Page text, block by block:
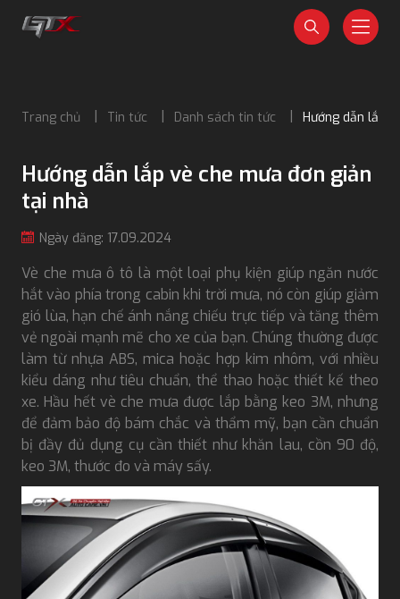
Trang chủ Tin tức Danh sách tin tức Hướng dẫn lắp
Hướng dẫn lắp vè che mưa đơn giản
tại nhà
Ngày đăng: 17.09.2024
Vè che mưa ô tô là một loại phụ kiện giúp ngăn nước
hắt vào phía trong cabin khi trời mưa, nó còn giúp giảm
gió lùa, hạn chế ánh nắng chiếu trực tiếp và tăng thêm
vẻ ngoài mạnh mẽ cho xe của bạn. Chúng thường được
làm từ nhựa ABS, mica hoặc hợp kim nhôm, với nhiều
kiểu dáng như tiêu chuẩn, thể thao hoặc thiết kế theo
xe. Hầu hết vè che mưa được lắp bằng keo 3M, nhưng
để đảm bảo độ bám chắc và thẩm mỹ, bạn cần chuẩn
bị đầy đủ dụng cụ cần thiết như khăn lau, cồn 90 độ,
keo 3M, thước đo và máy sấy.